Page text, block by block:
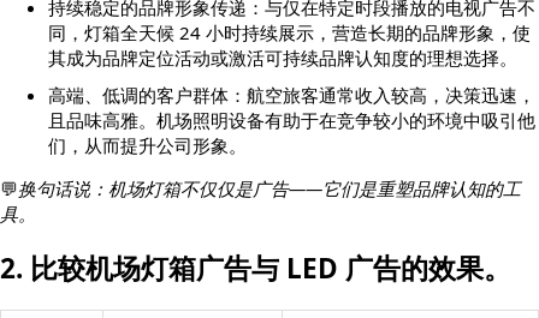
持续稳定的品牌形象传递：与仅在特定时段播放的电视广告不
同，灯箱全天候 24 小时持续展示，营造长期的品牌形象，使
其成为品牌定位活动或激活可持续品牌认知度的理想选择。
高端、低调的客户群体：航空旅客通常收入较高，决策迅速，
且品味高雅。机场照明设备有助于在竞争较小的环境中吸引他
们，从而提升公司形象。
💬换句话说：机场灯箱不仅仅是广告——它们是重塑品牌认知的工
具。
2. 比较机场灯箱广告与 LED 广告的效果。